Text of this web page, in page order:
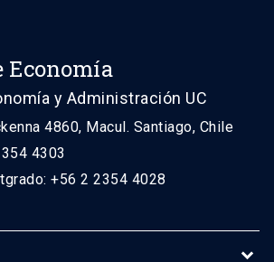
y Administración UC
4860, Macul. Santiago, Chile
4303
+56 2 2354 4028